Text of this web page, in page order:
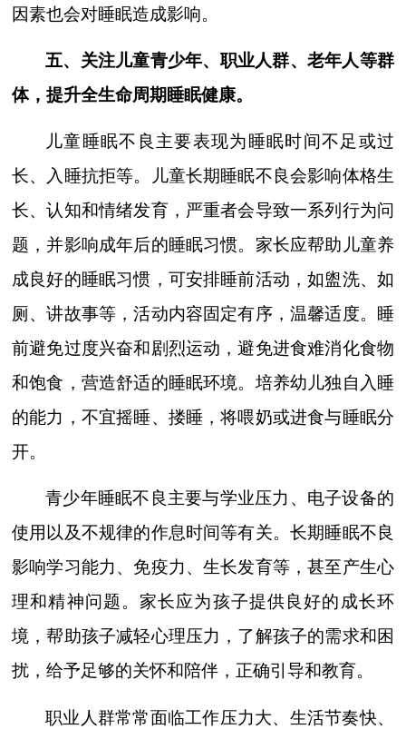
因素也会对睡眠造成影响。
五、关注儿童青少年、职业人群、老年人等群
体，提升全生命周期睡眠健康。
儿童睡眠不良主要表现为睡眠时间不足或过
长、入睡抗拒等。儿童长期睡眠不良会影响体格生
长、认知和情绪发育，严重者会导致一系列行为问
题，并影响成年后的睡眠习惯。家长应帮助儿童养
成良好的睡眠习惯，可安排睡前活动，如盥洗、如
厕、讲故事等，活动内容固定有序，温馨适度。睡
前避免过度兴奋和剧烈运动，避免进食难消化食物
和饱食，营造舒适的睡眠环境。培养幼儿独自入睡
的能力，不宜摇睡、搂睡，将喂奶或进食与睡眠分
开。
青少年睡眠不良主要与学业压力、电子设备的
使用以及不规律的作息时间等有关。长期睡眠不良
影响学习能力、免疫力、生长发育等，甚至产生心
理和精神问题。家长应为孩子提供良好的成长环
境，帮助孩子减轻心理压力，了解孩子的需求和困
扰，给予足够的关怀和陪伴，正确引导和教育。
职业人群常常面临工作压力大、生活节奏快、